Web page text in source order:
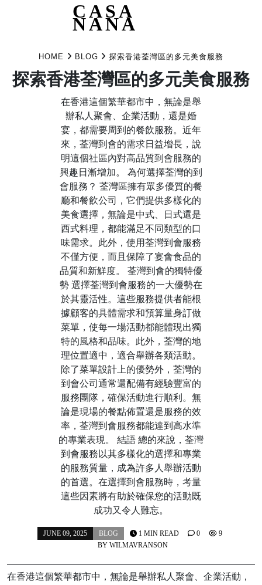
content
CASA
NANA
HOME BLOG 探索香港荃灣區的多元美食服務
探索香港荃灣區的多元美食服務
在香港這個繁華都市中，無論是舉
辦私人聚會、企業活動，還是婚
宴，都需要周到的餐飲服務。近年
來，荃灣到會的需求日益增長，說
明這個社區內對高品質到會服務的
興趣日漸增加。 為何選擇荃灣的到
會服務？ 荃灣區擁有眾多優質的餐
廳和餐飲公司，它們提供多樣化的
美食選擇，無論是中式、日式還是
西式料理，都能滿足不同類型的口
味需求。此外，使用荃灣到會服務
不僅方便，而且保障了宴會食品的
品質和新鮮度。 荃灣到會的獨特優
勢 選擇荃灣到會服務的一大優勢在
於其靈活性。這些服務提供者能根
據顧客的具體需求和預算量身訂做
菜單，使每一場活動都能體現出獨
特的風格和品味。此外，荃灣的地
理位置適中，適合舉辦各類活動。
除了菜單設計上的優勢外，荃灣的
到會公司通常還配備有經驗豐富的
服務團隊，確保活動進行順利。無
論是現場的餐點佈置還是服務的效
率，荃灣到會服務都能達到高水準
的專業表現。 結語 總的來說，荃灣
到會服務以其多樣化的選擇和專業
的服務質量，成為許多人舉辦活動
的首選。在選擇到會服務時，考量
這些因素將有助於確保您的活動既
成功又令人難忘。
JUNE 09, 2025
BLOG
BY WILMAVRANSON
1 MIN READ 0 9
在香港這個繁華都市中，無論是舉辦私人聚會、企業活動，